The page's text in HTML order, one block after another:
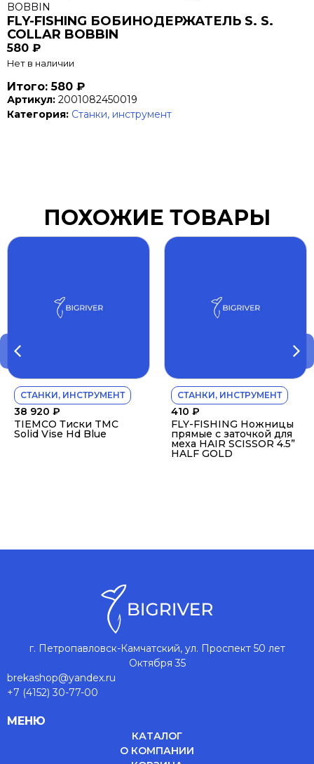
BOBBIN
FLY-FISHING БОБИНОДЕРЖАТЕЛЬ S. S.
COLLAR BOBBIN
580 ₽
Нет в наличии
Итого: 580 ₽
Артикул: 2001082450019
Категория: Станки, инструмент
ПОХОЖИЕ ТОВАРЫ
СТАНКИ, ИНСТРУМЕНТ
38 920 ₽
TIEMCO Тиски TMC
Solid Vise Hd Blue
СТАНКИ, ИНСТРУМЕНТ
410 ₽
FLY-FISHING Ножницы
прямые с заточкой для
меха HAIR SCISSOR 4.5”
HALF GOLD
г. Петропавловск-Камчатский, ул. Проспект 50 лет
Октября 35
brekashop@yandex.ru
+7 (4152) 30-77-00
МЕНЮ
КАТАЛОГ
О КОМПАНИИ